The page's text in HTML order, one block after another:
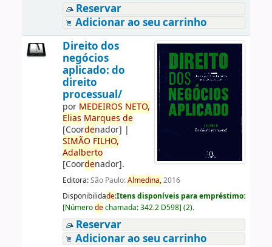
Reservar
Adicionar ao seu carrinho
Direito dos
negócios
aplicado: do
direito
processual/
por MEDEIROS NETO,
Elias Marques de
[Coordenador] |
SIMÃO FILHO,
Adalberto
[Coordenador].
Editora:São Paulo:Almedina,2016
Disponibilidade:Itens disponíveis para empréstimo:
[Númerodechamada:342.2 D598] (2).
Reservar
Adicionar ao seu carrinho